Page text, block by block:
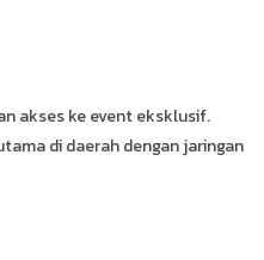
akses ke event eksklusif.
di daerah dengan jaringan